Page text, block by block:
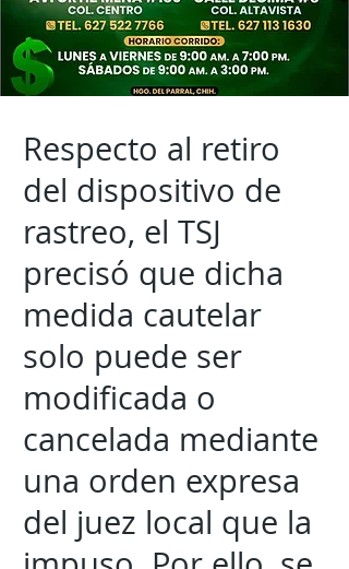
Respecto al retiro
del dispositivo de
rastreo, el TSJ
precisó que dicha
medida cautelar
solo puede ser
modificada o
cancelada mediante
una orden expresa
del juez local que la